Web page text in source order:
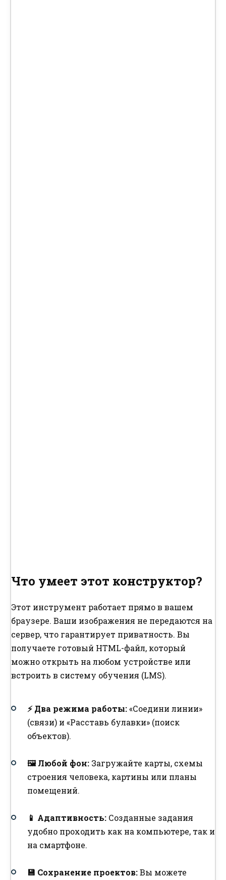
Что умеет этот конструктор?
Этот инструмент работает прямо в вашем
браузере. Ваши изображения не передаются на
сервер, что гарантирует приватность. Вы
получаете готовый HTML-файл, который
можно открыть на любом устройстве или
встроить в систему обучения (LMS).
⚡ Два режима работы:«Соедини линии»
(связи) и «Расставь булавки» (поиск
объектов).
🖼️ Любой фон: Загружайте карты, схемы
строения человека, картины или планы
помещений.
📱 Адаптивность: Созданные задания
удобно проходить как на компьютере, так и
на смартфоне.
💾 Сохранение проектов:Вы можете